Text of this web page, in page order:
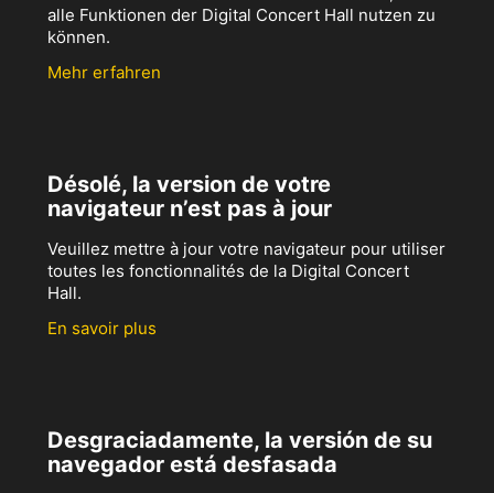
alle Funktionen der Digital Concert Hall nutzen zu
können.
Mehr erfahren
Désolé, la version de votre
navigateur n’est pas à jour
Veuillez mettre à jour votre navigateur pour utiliser
toutes les fonctionnalités de la Digital Concert
Hall.
En savoir plus
Desgraciadamente, la versión de su
navegador está desfasada